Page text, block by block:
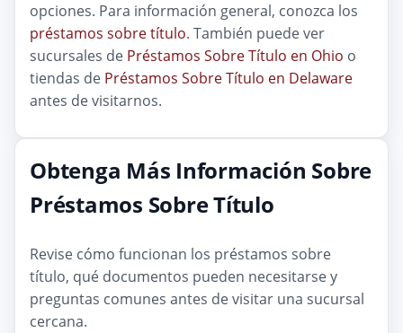
opciones. Para información general, conozca los
préstamos sobre título. También puede ver
sucursales de Préstamos Sobre Título en Ohio o
tiendas de Préstamos Sobre Título en Delaware
antes de visitarnos.
Obtenga Más Información Sobre
Préstamos Sobre Título
Revise cómo funcionan los préstamos sobre
título, qué documentos pueden necesitarse y
preguntas comunes antes de visitar una sucursal
cercana.